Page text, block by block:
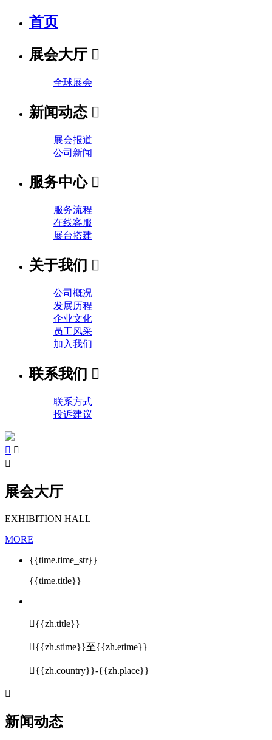
首页
展会大厅 
全球展会
新闻动态 
展会报道
公司新闻
服务中心 
服务流程
在线客服
展台搭建
关于我们 
公司概况
发展历程
企业文化
员工风采
加入我们
联系我们 
联系方式
投诉建议
 

展会大厅
EXHIBITION HALL
MORE
{{time.time_str}}
{{time.title}}
{{zh.title}}
{{zh.stime}}至{{zh.etime}}
{{zh.country}}-{{zh.place}}

新闻动态